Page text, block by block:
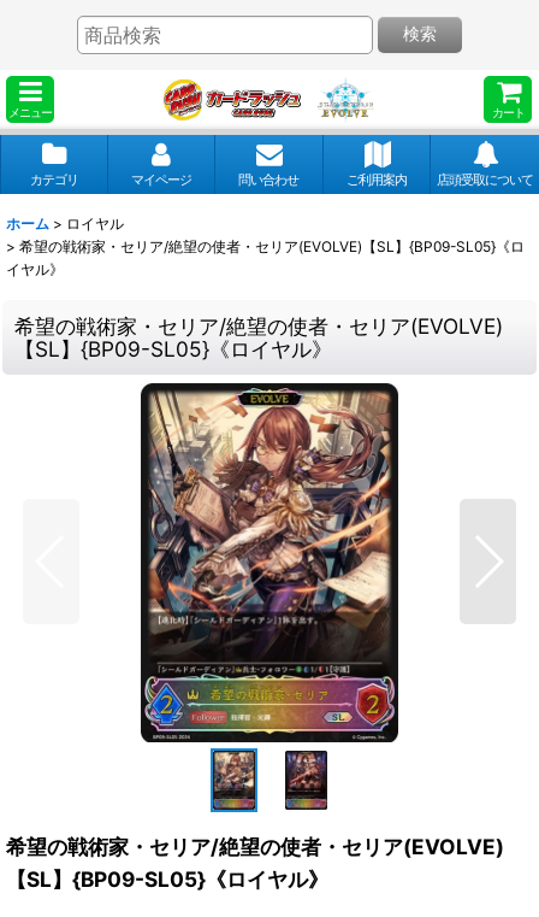
メニュー カート
検索
カテゴリ マイページ 問い合わせ ご利用案内 店頭受取について
ホーム > ロイヤル
> 希望の戦術家・セリア/絶望の使者・セリア(EVOLVE)【SL】{BP09-SL05}《ロ
イヤル》
希望の戦術家・セリア/絶望の使者・セリア(EVOLVE)
【SL】{BP09-SL05}《ロイヤル》
希望の戦術家・セリア/絶望の使者・セリア(EVOLVE)
【SL】{BP09-SL05}《ロイヤル》